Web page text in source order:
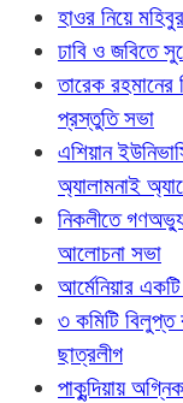
হাওর নিয়ে
ঢাবি ও জবিতে
তারেক
প্রস্তুতি সভা
এশিয়ান
অ্যালামনাই
নিকলীতে
আলোচনা সভা
আর্মেনিয়ার
৩ কমিটি বিলুপ্ত
ছাত্রলীগ
পাকুন্দিয়ায়